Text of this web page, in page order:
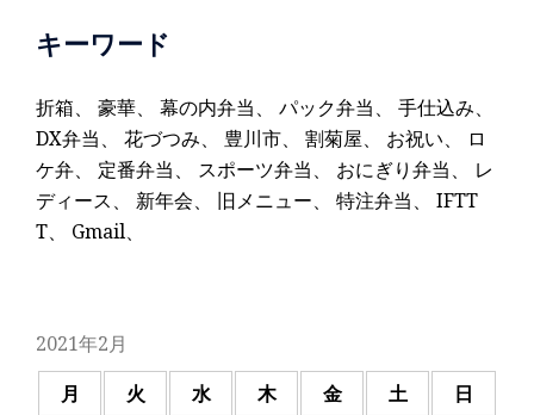
キーワード
折箱、 豪華、 幕の内弁当、 パック弁当、 手仕込み、
DX弁当、 花づつみ、 豊川市、 割菊屋、 お祝い、
ロ
ケ弁、 定番弁当、 スポーツ弁当、 おにぎり弁当、 レ
ディース、 新年会、 旧メニュー、 特注弁当、 IFTT
T、 Gmail、
2021年2月
月
火 水 木 金 土
日